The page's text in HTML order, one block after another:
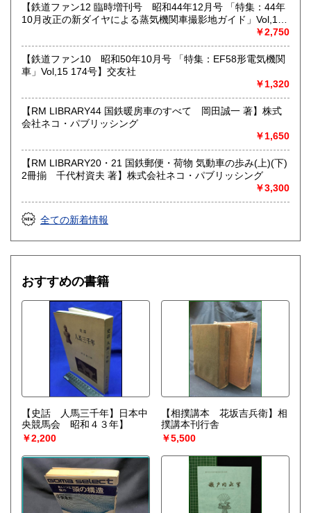
【鉄道ファン12 臨時増刊号 昭和44年12月号 「特集：44年
10月改正の新ダイヤによる蒸気機関車撮影地ガイド」Vol,19
￥2,750
【鉄道ファン10 昭和50年10月号 「特集：EF58形電気機関
車」Vol,15 174号】交友社
￥1,320
【RM LIBRARY44 国鉄暖房車のすべて 岡田誠一 著】株式
会社ネコ・パブリッシング
￥1,650
【RM LIBRARY20・21 国鉄郵便・荷物 気動車の歩み(上)(下)
2冊揃 千代村資夫 著】株式会社ネコ・パブリッシング
￥3,300
全ての新着情報
おすすめの書籍
【史話 人馬三千年】日本中
央競馬会 昭和４３年】
￥2,200
【相撲講本 花坂吉兵衛】相
撲講本刊行舎
￥5,500